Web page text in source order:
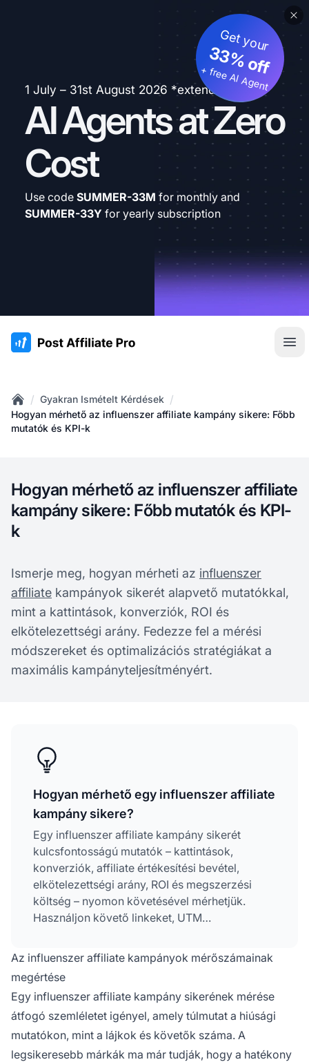
1 July – 31st August 2026 *extended
AI Agents at Zero
Cost
Get your
33% off
+ free AI Agent
Use code SUMMER-33M for monthly and
SUMMER-33Y for yearly subscription
:site.title
Home
/ Gyakran Ismételt Kérdések /
Hogyan mérhető az influenszer affiliate kampány sikere: Főbb
mutatók és KPI-k
Hogyan mérhető az influenszer affiliate
kampány sikere: Főbb mutatók és KPI-
k
Ismerje meg, hogyan mérheti az influenszer
affiliate kampányok sikerét alapvető mutatókkal,
mint a kattintások, konverziók, ROI és
elkötelezettségi arány. Fedezze fel a mérési
módszereket és optimalizációs stratégiákat a
maximális kampányteljesítményért.
Hogyan mérhető egy influenszer affiliate
kampány sikere?
Egy influenszer affiliate kampány sikerét
kulcsfontosságú mutatók – kattintások,
konverziók, affiliate értékesítési bevétel,
elkötelezettségi arány, ROI és megszerzési
költség – nyomon követésével mérhetjük.
Használjon követő linkeket, UTM
teljesítmény monitorozására, és igazítsa
stratégiáját az optimális eredmények
érdekében.
Az influenszer affiliate kampányok mérőszámainak
megértése
Egy influenszer affiliate kampány sikerének mérése
átfogó szemléletet igényel, amely túlmutat a hiúsági
mutatókon, mint a lájkok és követők száma. A
legsikeresebb márkák ma már tudják, hogy a hatékony